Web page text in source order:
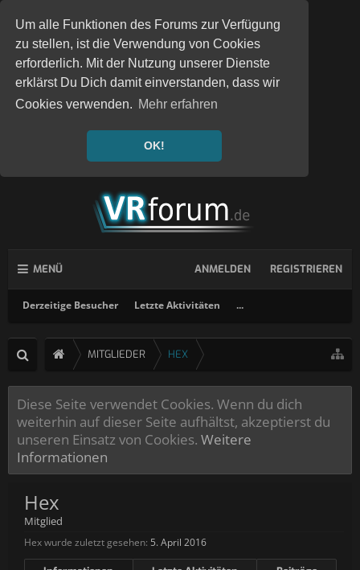
Um alle Funktionen des Forums zur Verfügung
zu stellen, ist die Verwendung von Cookies
erforderlich. Mit der Nutzung unserer Dienste
erklärst Du Dich damit einverstanden, dass wir
Cookies verwenden. Mehr erfahren
OK!
MENÜ
Derzeitige Besucher Letzte Aktivitäten ...
ANMELDEN REGISTRIEREN
MITGLIEDER HEX
Diese Seite verwendet Cookies. Wenn du dich
weiterhin auf dieser Seite aufhältst, akzeptierst du
unseren Einsatz von Cookies. Weitere
Informationen
Hex
Mitglied
Hex wurde zuletzt gesehen: 5. April 2016